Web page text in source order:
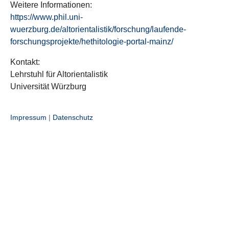
Weitere Informationen:
https://www.phil.uni-
wuerzburg.de/altorientalistik/forschung/laufende-
forschungsprojekte/hethitologie-portal-mainz/
Kontakt:
Lehrstuhl für Altorientalistik
Universität Würzburg
Impressum | Datenschutz